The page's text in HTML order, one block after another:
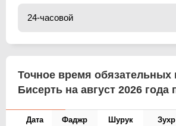
Точное время обязательных
Бисерть на август 2026 года
Дата Фаджр Шурук Зухр